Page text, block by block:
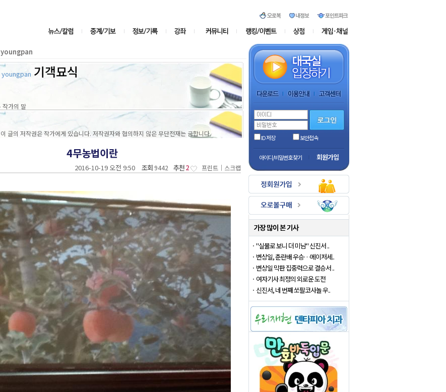
youngpan
youngpan 기객묘식
작가의 말
이 글의 저작권은 작가에게 있습니다. 저작권자와 협의하지 않은 무단전재는 금합니다.
4무농법이란
2016-10-19 오전 9:50 조회 9442 추천2 프린트 ｜ 스크랩
ID 저장 보안접속
아이디/비밀번호 찾기 회원가입
"실물로 보니 더 미남" 신진서 ..
변상일, 춘란배 우승…메이저세..
변상일 막판 집중력으로 결승서 ..
여자기사 최정의 외로운 도전
신진서, 네 번째 쏘팔코사놀 우..